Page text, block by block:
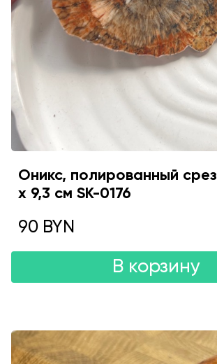
Оникс, полированный
х 9,3 см SK-0176
90 BYN
В корзину